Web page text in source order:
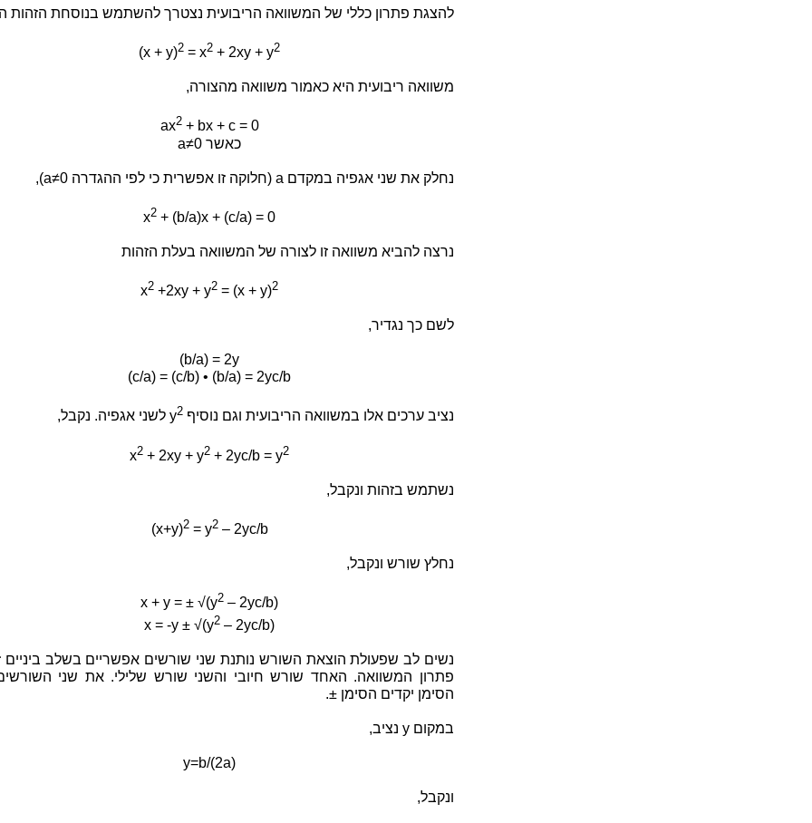
להצגת פתרון כללי של המשוואה הריבועית נצטרך להשתמש בנוסחת הזהות
(x + y)2 = x2 + 2xy + y2
משוואה ריבועית היא כאמור משוואה מהצורה,
ax2+ bx + c = 0
a≠0 כאשר
נחלק את שני אגפיה במקדם a (חלוקה זו אפשרית כי לפי ההגדרה a≠0),
x2 + (b/a)x + (c/a) = 0
נרצה להביא משוואה זו לצורה של המשוואה בעלת הזהות
x2 +2xy + y2 = (x + y)2
לשם כך נגדיר,
(b/a) = 2y
(c/a) = (c/b) • (b/a) = 2yc/b
נציב ערכים אלו במשוואה הריבועית וגם נוסיף y 2 לשני אגפיה. נקבל,
x2 + 2xy + y2 + 2yc/b = y2
נשתמש בזהות ונקבל,
(x+y)2= y2– 2yc/b
נחלץ שורש ונקבל,
x + y = ± √(y2 – 2yc/b)
x = -y ± √(y2 – 2yc/b)
נשים לב שפעולת הוצאת השורש נותנת שני שורשים אפשריים בשלב ביניים
פתרון המשוואה. האחד שורש חיובי והשני שורש שלילי. את שני
הסימן יקדים הסימן ±.
במקום y נציב,
y=b/(2a)
ונקבל,